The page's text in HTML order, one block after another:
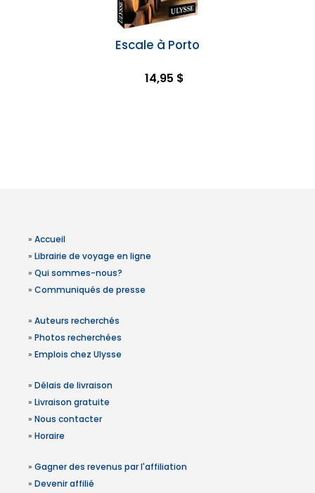
Escale à Porto
14,95 $
» Accueil
» Librairie de voyage en ligne
» Qui sommes-nous?
» Communiqués de presse
» Auteurs recherchés
» Photos recherchées
» Emplois chez Ulysse
» Délais de livraison
» Livraison gratuite
» Nous contacter
» Horaire
» Gagner des revenus par l'affiliation
» Devenir affilié